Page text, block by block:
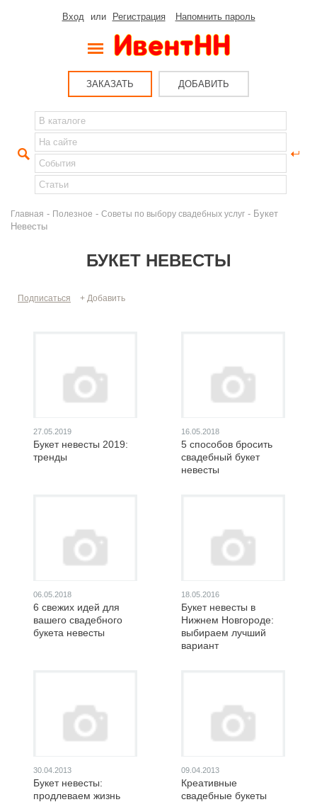
Вход или Регистрация Напомнить пароль
ЗАКАЗАТЬ ДОБАВИТЬ
Главная - Полезное - Советы по выбору свадебных услуг - Букет
Невесты
БУКЕТ НЕВЕСТЫ
Подписаться + Добавить
27.05.2019
Букет невесты 2019:
тренды
16.05.2018
5 способов бросить
свадебный букет
невесты
06.05.2018
6 свежих идей для
вашего свадебного
букета невесты
18.05.2016
Букет невесты в
Нижнем Новгороде:
выбираем лучший
вариант
30.04.2013
Букет невесты:
продлеваем жизнь
09.04.2013
Креативные
свадебные букеты